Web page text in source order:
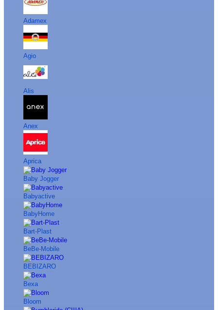
Adamex
Agio
Alis
Anex
Aprica
Baby Jogger
Babyactive
BabyHome
Bart-Plast
BeBe-Mobile
BEBIZARO
Bexa
Bloom